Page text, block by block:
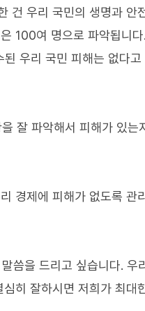
건 우리 국민의 생명과 안
100여 명으로 파악됩니다.
우리 국민 피해는 없다고
잘 파악해서 피해가 있
경제에 피해가 없도록 관
씀을 드리고 싶습니다.
히 잘하시면 저희가 최